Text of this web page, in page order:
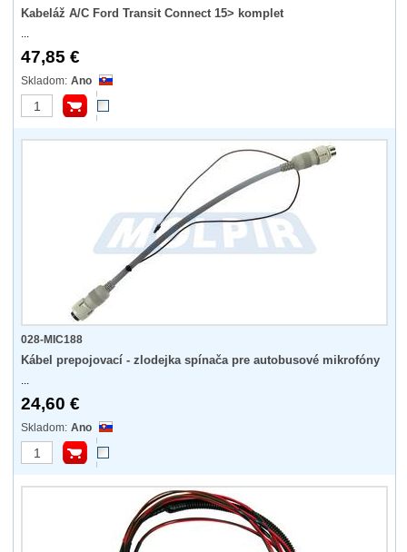
Kabeláž A/C Ford Transit Connect 15> komplet
...
47,85 €
Ano
028-MIC188
Kábel prepojovací - zlodejka spínača pre autobusové mikrofóny
...
24,60 €
Ano